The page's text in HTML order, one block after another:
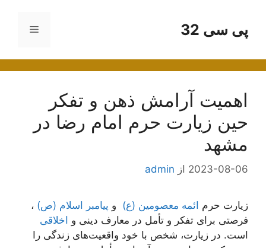
محتواپی سی 32 فهرست
اهمیت آرامش ذهن و تفکر
حین زیارت حرم امام رضا در
مشهد
2023-08-06 از admin
زیارت حرم ائمه معصومین (ع) و پیامبر اسلام (ص) ،
فرصتی برای تفکر و تأمل در معارف دینی و اخلاقی
است. در زیارت، شخص با خود واقعیت‌های زندگی را